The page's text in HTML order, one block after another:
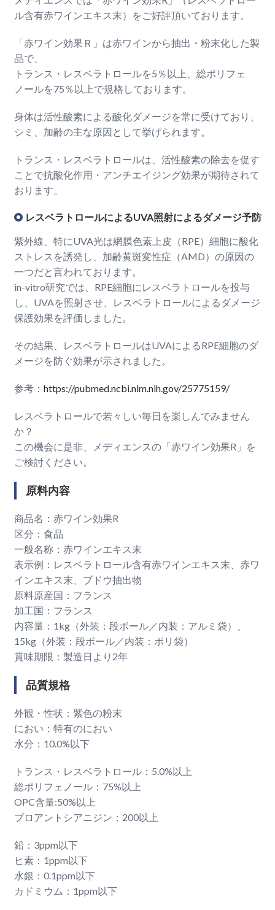
ル含有赤ワインエキス末）をご好評頂いております。
「赤ワイン効果Ｒ」は赤ワインから抽出・粉末化した製
品で、
トランス・レスベラトロールを5％以上、総ポリフェ
ノールを75％以上で規格しております。
身体は活性酸素による酸化ダメージを常に受けており、
シミ、加齢の主な原因として挙げられます。
トランス・レスベラトロールは、活性酸素の除去を促す
ことで抗酸化作用・アンチエイジング効果が期待されて
おります。
レスベラトロールによるUVA照射によるダメージ予防
紫外線、特にUVA光は網膜色素上皮（RPE）細胞に酸化
ストレスを誘発し、加齢黄斑変性症（AMD）の原因の
一つだと言われております。
in-vitro研究では、RPE細胞にレスベラトロールを投与
し、UVAを照射させ、レスベラトロールによるダメージ
保護効果を評価しました。
その結果、レスベラトロールはUVAによるRPE細胞のダ
メージを防ぐ効果が示されました。
参考： https://pubmed.ncbi.nlm.nih.gov/25775159/
レスベラトロールで若々しい毎日を楽しんでみません
か？
この機会に是非、メディエンスの「赤ワイン効果R」を
ご検討ください。
原料内容
商品名：赤ワイン効果R
区分：食品
一般名称：赤ワインエキス末
表示例：レスベラトロール含有赤ワインエキス末、赤ワ
インエキス末、ブドウ抽出物
原料原産国：フランス
加工国：フランス
内容量：1kg（外装：段ボール／内装：アルミ袋）、
15kg（外装：段ボール／内装：ポリ袋）
賞味期限：製造日より2年
品質規格
外観・性状：紫色の粉末
におい：特有のにおい
水分：10.0%以下
トランス・レスベラトロール：5.0%以上
総ポリフェノール：75%以上
OPC含量:50%以上
プロアントシアニジン：200以上
鉛：3ppm以下
ヒ素：1ppm以下
水銀：0.1ppm以下
カドミウム：1ppm以下